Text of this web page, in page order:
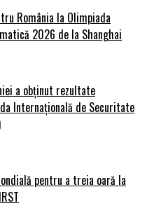
România la Olimpiada
2026 de la Shanghai
a obținut rezultate
Internațională de Securitate
pentru a treia oară la